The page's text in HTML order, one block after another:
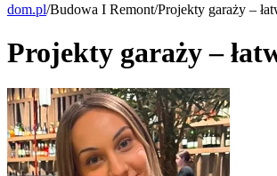
dom.pl/Budowa I Remont/Projekty garaży –
Projekty garaży –